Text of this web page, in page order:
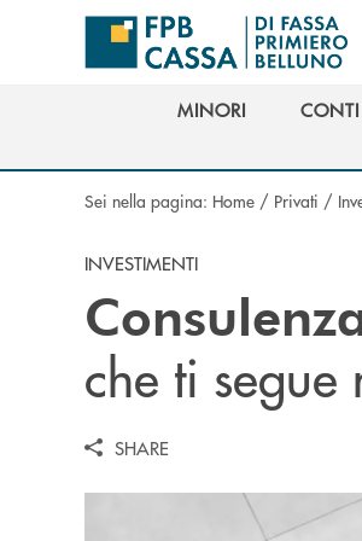
Salta al contenuto principale
MINORI
CONTI
Sei nella pagina: Home / Privati /
INVESTIMENTI
che ti segue
SHARE